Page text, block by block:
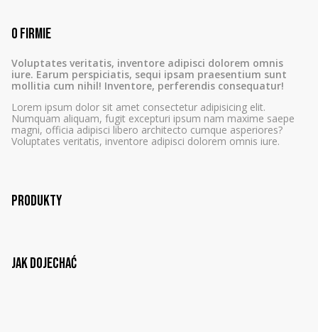
O firmie
Voluptates veritatis, inventore adipisci dolorem omnis
iure. Earum perspiciatis, sequi ipsam praesentium sunt
mollitia cum nihil! Inventore, perferendis consequatur!
Lorem ipsum dolor sit amet consectetur adipisicing elit.
Numquam aliquam, fugit excepturi ipsum nam maxime saepe
magni, officia adipisci libero architecto cumque asperiores?
Voluptates veritatis, inventore adipisci dolorem omnis iure.
Produkty
Jak dojechać